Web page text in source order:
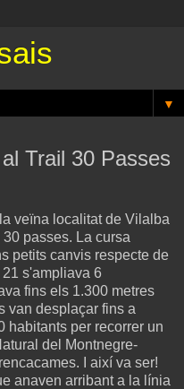
▼
Trail 30 Passes
veïna localitat de Vilalba
passes. La cursa
petits canvis respecte de
s'ampliava 6
fins els 1.300 metres
van desplaçar fins a
habitants per recorrer un
del Montnegre-
I així va ser!
anaven arribant a la línia